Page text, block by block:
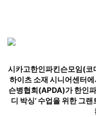
시카고한인파킨슨모임(코
하이츠 소재 시니어센터
슨병협회(APDA)가 한인
디 박싱’ 수업을 위한 그